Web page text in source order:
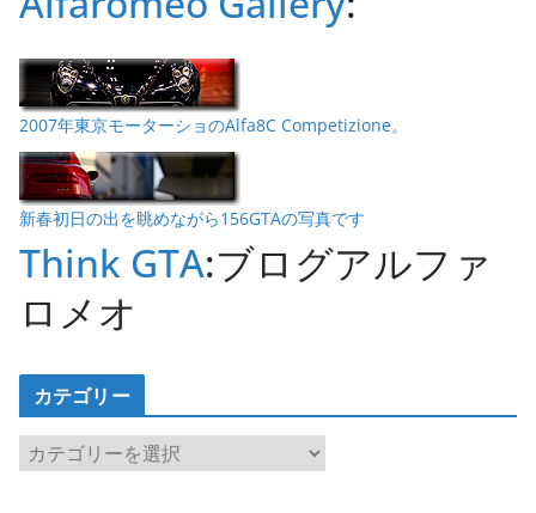
2007年東京モーターショのAlfa8C Competizione。
新春初日の出を眺めながら156GTAの写真です
Think GTA:ブログアルファ
ロメオ
カテゴリー
カ
テ